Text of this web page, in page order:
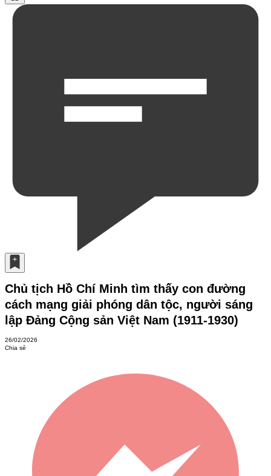
Chủ tịch Hồ Chí Minh tìm thấy con đường
cách mạng giải phóng dân tộc, người sáng
lập Đảng Cộng sản Việt Nam (1911-1930)
26/02/2026
Chia sẻ